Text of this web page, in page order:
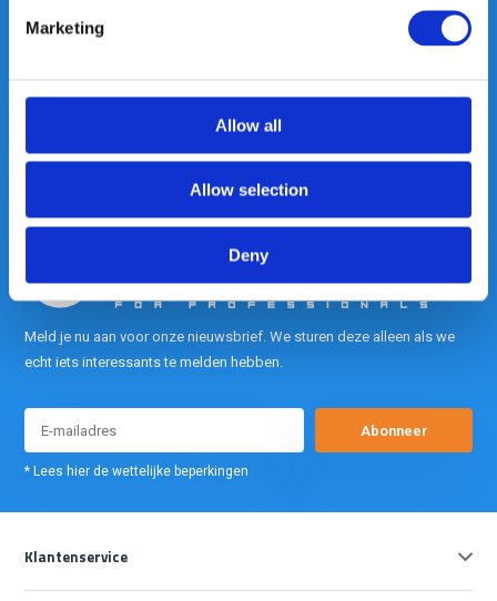
Marketing
Allow all
Allow selection
Deny
Heeft u vragen, neem gerust
contact met ons op.
is onze kracht.
info@gearpoint.nl
Meld je nu aan voor onze nieuwsbrief. We sturen deze alleen als we
echt iets interessants te melden hebben.
Abonneer
* Lees hier de wettelijke beperkingen
Klantenservice